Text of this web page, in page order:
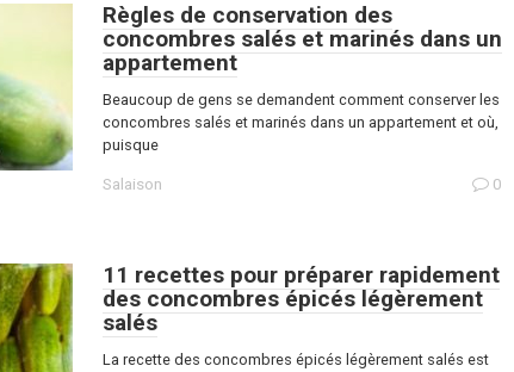
Règles de conservation des
concombres salés et marinés dans un
appartement
Beaucoup de gens se demandent comment conserver les
concombres salés et marinés dans un appartement et où,
puisque
Salaison 0
11 recettes pour préparer rapidement
des concombres épicés légèrement
salés
La recette des concombres épicés légèrement salés est